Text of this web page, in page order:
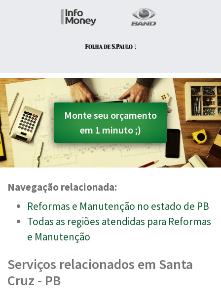
Monte seu orçamento
em 1 minuto ;)
Navegação relacionada:
Reformas e Manutenção no estado de PB
Todas as regiões atendidas para Reformas
e Manutenção
Serviços relacionados em Santa
Cruz - PB